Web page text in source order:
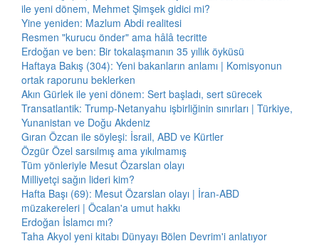
ile yeni dönem, Mehmet Şimşek gidici mi?
Yine yeniden: Mazlum Abdi realitesi
Resmen "kurucu önder" ama hâlâ tecritte
Erdoğan ve ben: Bir tokalaşmanın 35 yıllık öyküsü
Haftaya Bakış (304): Yeni bakanların anlamı | Komisyonun
ortak raporunu beklerken
Akın Gürlek ile yeni dönem: Sert başladı, sert sürecek
Transatlantik: Trump-Netanyahu işbirliğinin sınırları | Türkiye,
Yunanistan ve Doğu Akdeniz
Gıran Özcan ile söyleşi: İsrail, ABD ve Kürtler
Özgür Özel sarsılmış ama yıkılmamış
Tüm yönleriyle Mesut Özarslan olayı
Milliyetçi sağın lideri kim?
Hafta Başı (69): Mesut Özarslan olayı | İran-ABD
müzakereleri | Öcalan'a umut hakkı
Erdoğan İslamcı mı?
Taha Akyol yeni kitabı Dünyayı Bölen Devrim'i anlatıyor